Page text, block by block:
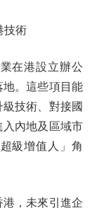
技術
在港設立辦公
。這些項目能
技術、對接國
內地及區域市
級增值人」角
，未來引進企